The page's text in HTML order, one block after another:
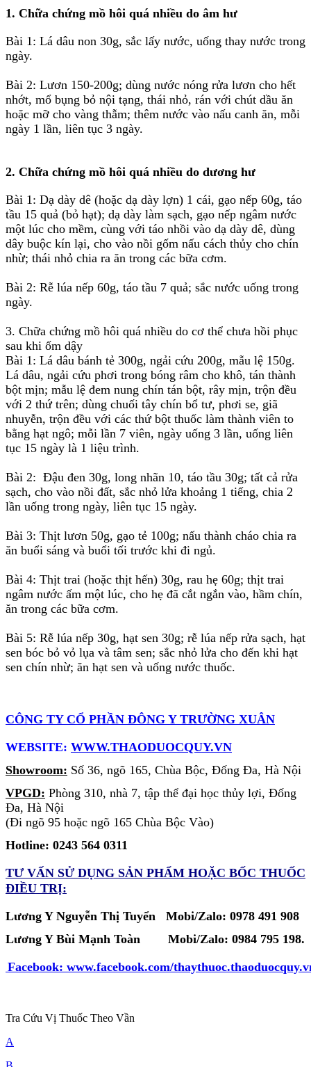
1. Chữa chứng mồ hôi quá nhiều do âm hư
Bài 1: Lá dâu non 30g, sắc lấy nước, uống thay nước trong
ngày.
Bài 2: Lươn 150-200g; dùng nước nóng rửa lươn cho hết
nhớt, mổ bụng bỏ nội tạng, thái nhỏ, rán với chút dầu ăn
hoặc mỡ cho vàng thẫm; thêm nước vào nấu canh ăn, mỗi
ngày 1 lần, liên tục 3 ngày.
2. Chữa chứng mồ hôi quá nhiều do dương hư
Bài 1: Dạ dày dê (hoặc dạ dày lợn) 1 cái, gạo nếp 60g, táo
tầu 15 quả (bỏ hạt); dạ dày làm sạch, gạo nếp ngâm nước
một lúc cho mềm, cùng với táo nhồi vào dạ dày dê, dùng
dây buộc kín lại, cho vào nồi gốm nấu cách thủy cho chín
nhừ; thái nhỏ chia ra ăn trong các bữa cơm.
Bài 2: Rễ lúa nếp 60g, táo tầu 7 quả; sắc nước uống trong
ngày.
3. Chữa chứng mồ hôi quá nhiều do cơ thể chưa hồi phục
sau khi ốm dậy
Bài 1: Lá dâu bánh tẻ 300g, ngải cứu 200g, mẫu lệ 150g.
Lá dâu, ngải cứu phơi trong bóng râm cho khô, tán thành
bột mịn; mẫu lệ đem nung chín tán bột, rây mịn, trộn đều
với 2 thứ trên; dùng chuối tây chín bổ tư, phơi se, giã
nhuyễn, trộn đều với các thứ bột thuốc làm thành viên to
bằng hạt ngô; mỗi lần 7 viên, ngày uống 3 lần, uống liên
tục 15 ngày là 1 liệu trình.
Bài 2: Đậu đen 30g, long nhãn 10, táo tầu 30g; tất cả rửa
sạch, cho vào nồi đất, sắc nhỏ lửa khoảng 1 tiếng, chia 2
lần uống trong ngày, liên tục 15 ngày.
Bài 3: Thịt lươn 50g, gạo tẻ 100g; nấu thành cháo chia ra
ăn buổi sáng và buổi tối trước khi đi ngủ.
Bài 4: Thịt trai (hoặc thịt hến) 30g, rau hẹ 60g; thịt trai
ngâm nước ấm một lúc, cho hẹ đã cắt ngắn vào, hầm chín,
ăn trong các bữa cơm.
Bài 5: Rễ lúa nếp 30g, hạt sen 30g; rễ lúa nếp rửa sạch, hạt
sen bóc bỏ vỏ lụa và tâm sen; sắc nhỏ lửa cho đến khi hạt
sen chín nhừ; ăn hạt sen và uống nước thuốc.
CÔNG TY CỔ PHẦN ĐÔNG Y TRƯỜNG XUÂN
WEBSITE: WWW.THAODUOCQUY.VN
Showroom: Số 36, ngõ 165, Chùa Bộc, Đống Đa, Hà Nội
VPGD: Phòng 310, nhà 7, tập thể đại học thủy lợi, Đống
Đa, Hà Nội
(Đi ngõ 95 hoặc ngõ 165 Chùa Bộc Vào)
Hotline: 0243 564 0311
TƯ VẤN SỬ DỤNG SẢN PHẨM HOẶC BỐC THUỐC
ĐIỀU TRỊ:
Lương Y Nguyễn Thị Tuyển Mobi/Zalo: 0978 491 908
Lương Y Bùi Mạnh Toàn Mobi/Zalo: 0984 795 198.
Facebook: www.facebook.com/
Tra Cứu Vị Thuốc Theo Vần
A